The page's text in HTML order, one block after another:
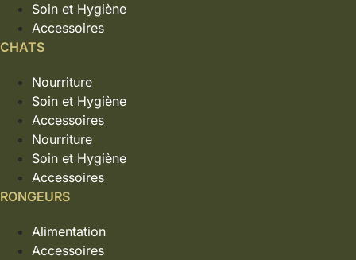
Soin et Hygiène
Accessoires
CHATS
Nourriture
Soin et Hygiène
Accessoires
Nourriture
Soin et Hygiène
Accessoires
RONGEURS
Alimentation
Accessoires